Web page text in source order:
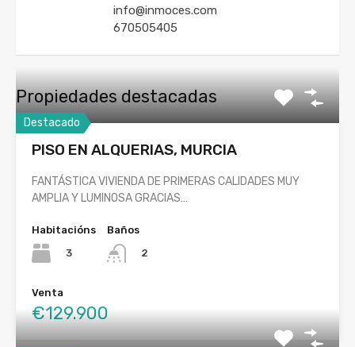
info@inmoces.com
670505405
Propiedades destacadas
Destacado
PISO EN ALQUERIAS, MURCIA
FANTÁSTICA VIVIENDA DE PRIMERAS CALIDADES MUY
AMPLIA Y LUMINOSA GRACIAS…
Habitacións
3
Baños
2
Venta
€129.900